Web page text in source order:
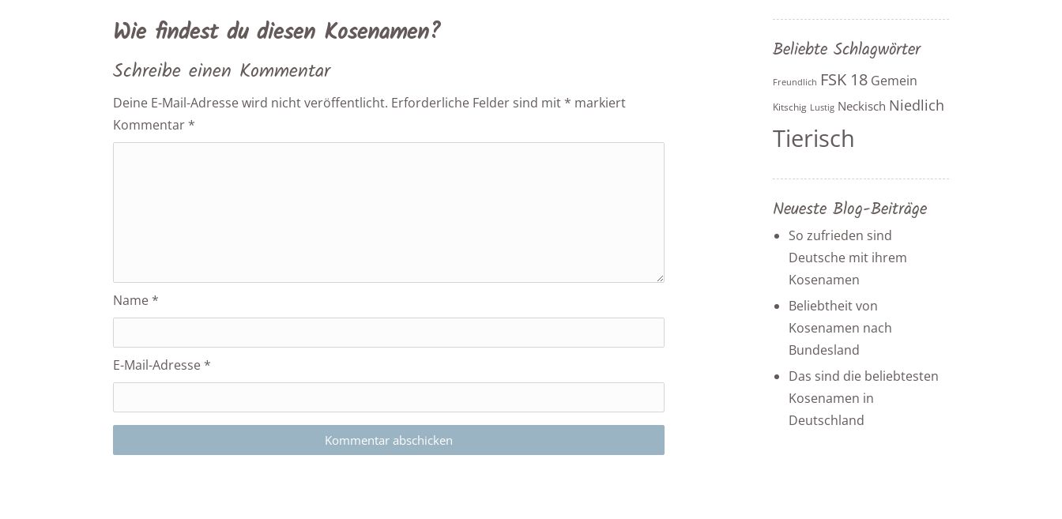
Wie findest du diesen Kosenamen?
Schreibe einen Kommentar
Deine E-Mail-Adresse wird nicht veröffentlicht. Erforderliche Felder sind mit * markiert
Kommentar *
Name *
E-Mail-Adresse *
Beliebte Schlagwörter
Freundlich FSK 18 Gemein
Kitschig Lustig Neckisch Niedlich
Tierisch
Neueste Blog-Beiträge
So zufrieden sind
Deutsche mit ihrem
Kosenamen
Beliebtheit von
Kosenamen nach
Bundesland
Das sind die beliebtesten
Kosenamen in
Deutschland